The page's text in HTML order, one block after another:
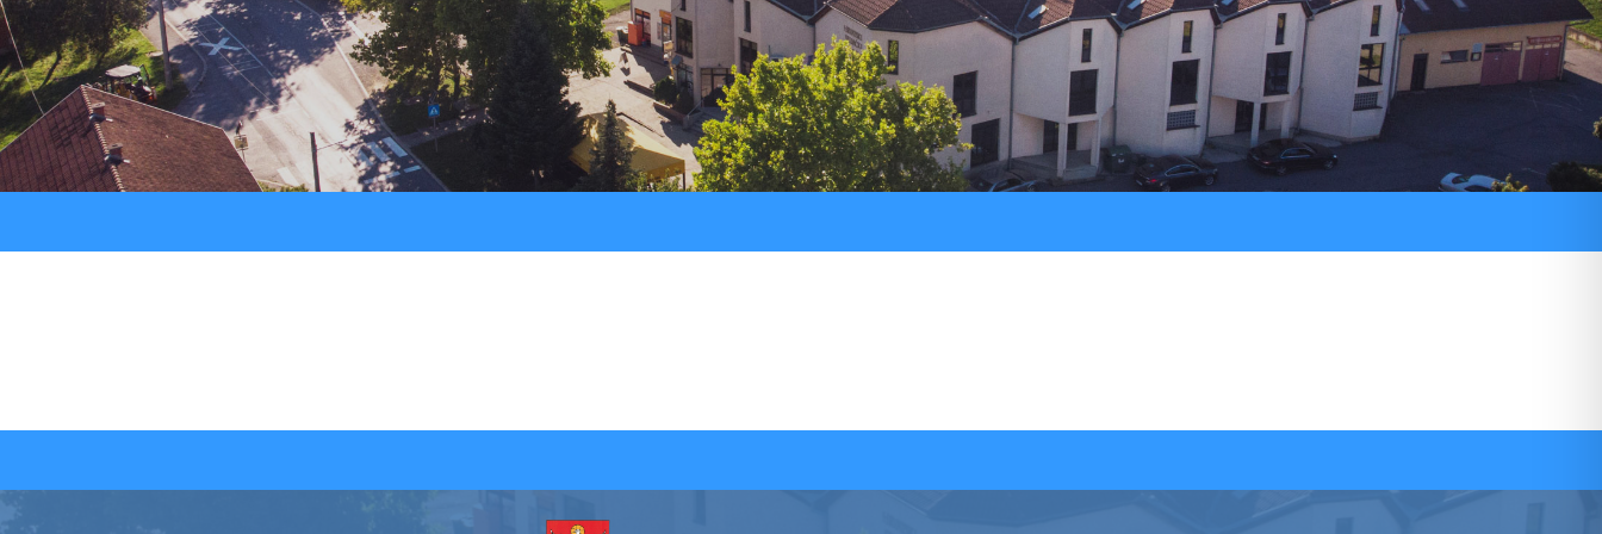
Procedure
Registar ugovora
Službeni glasnik
Javni pozivi
Strateški dokumenti
Ostali projekti
LU “Sokol”
ŠK “Bedem”
Udruga Umirovljenika
Udruga žena “Lan”